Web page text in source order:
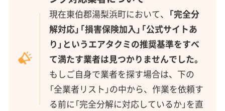
現在東伯郡湯梨浜町において、 「完全分
解対応」「損害保険加入」「公式サイトあ
り」というエアタクミの推奨基準をすべ
て満たす業者は見つかりませんでした。
もしご自身で業者を探す場合は、下の
「全業者リスト」の中から、作業を依頼す
る前に「完全分解に対応しているか」を直